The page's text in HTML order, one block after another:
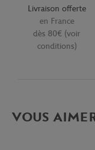
Livraison offerte
en France
dès 80€ (voir
conditions)
VOUS